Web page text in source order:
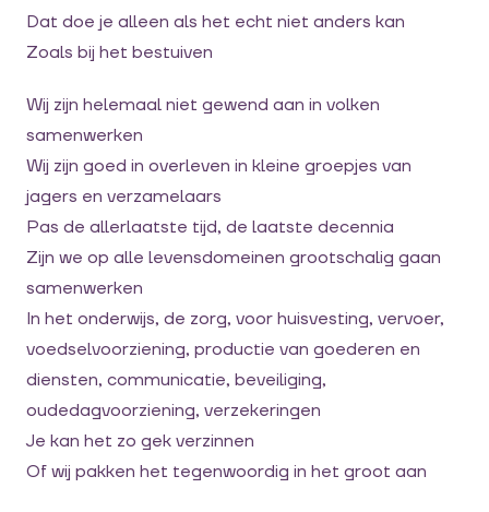
Dat doe je alleen als het echt niet anders kan
Zoals bij het bestuiven
Wij zijn helemaal niet gewend aan in volken
samenwerken
Wij zijn goed in overleven in kleine groepjes van
jagers en verzamelaars
Pas de allerlaatste tijd, de laatste decennia
Zijn we op alle levensdomeinen grootschalig gaan
samenwerken
In het onderwijs, de zorg, voor huisvesting, vervoer,
voedselvoorziening, productie van goederen en
diensten, communicatie, beveiliging,
oudedagvoorziening, verzekeringen
Je kan het zo gek verzinnen
Of wij pakken het tegenwoordig in het groot aan